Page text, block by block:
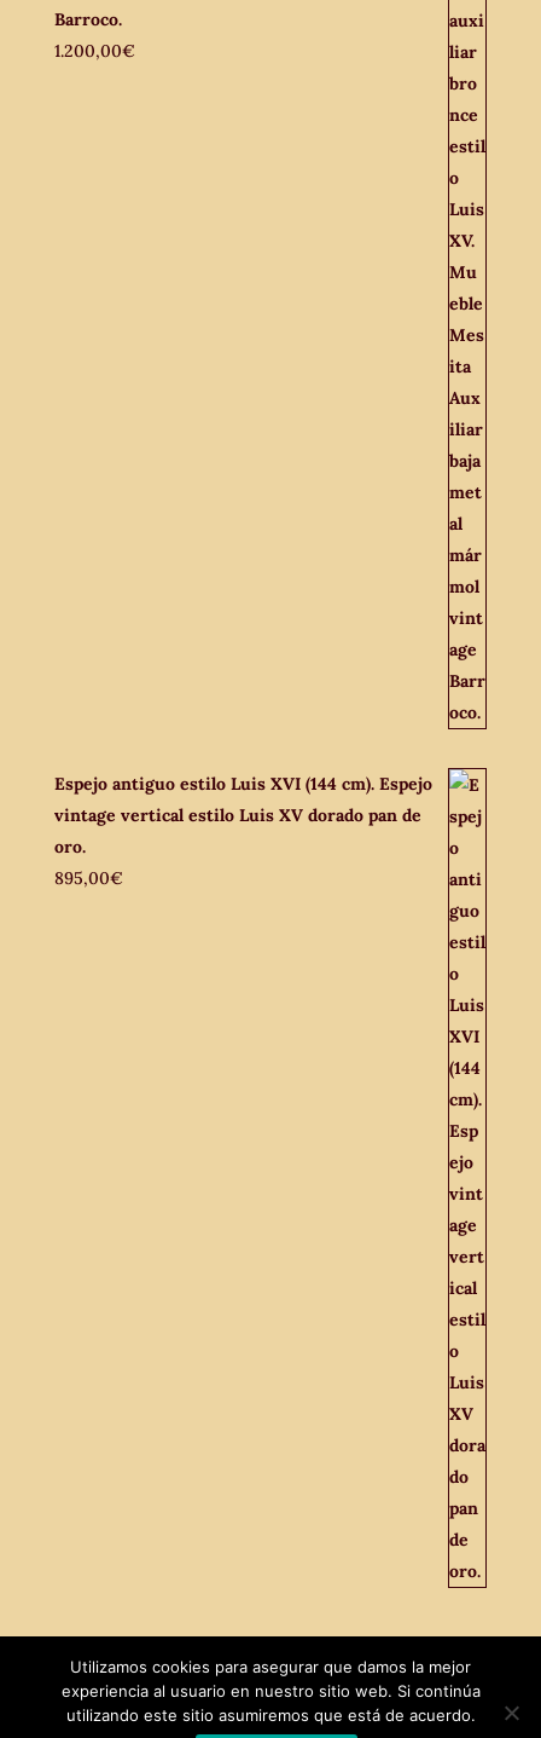
Barroco.
1.200,00€
Espejo antiguo estilo Luis XVI (144 cm). Espejo
vintage vertical estilo Luis XV dorado pan de
oro.
895,00€
Utilizamos cookies para asegurar que damos la mejor
experiencia al usuario en nuestro sitio web. Si continúa
utilizando este sitio asumiremos que está de acuerdo.